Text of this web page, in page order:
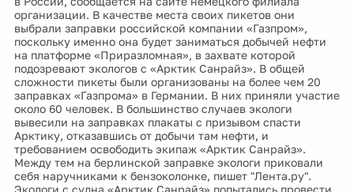
организации. В качестве места своих пикетов они
выбрали заправки российской компании «Газпром»,
поскольку именно она будет заниматься добычей нефти
на платформе «Приразломная», в захвате которой
подозревают экологов с «Арктик Санрайз». В общей
сложности пикеты были организованы на более чем 20
заправках «Газпрома» в Германии. В них приняли участие
около 60 человек. В большинство случаев экологи
вывесили на заправках плакаты с призывом спасти
Арктику, отказавшись от добычи там нефти, и
требованием освободить экипаж «Арктик Санрайз».
Между тем на берлинской заправке экологи приковали
себя наручниками к бензоколонке, пишет "Лента.ру".